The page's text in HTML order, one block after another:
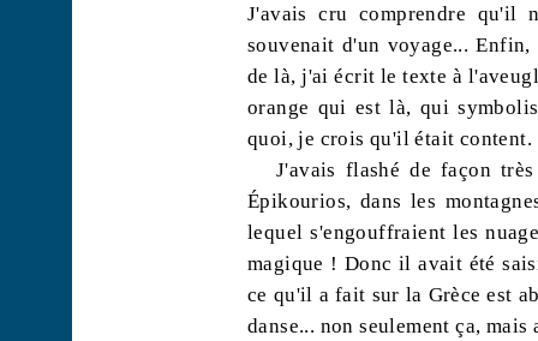
J'avais cru comprendre
souvenait d'un voyage...
de là, j'ai écrit le texte à
orange qui est là, qui
quoi, je crois qu'il était content.
J'avais flashé de façon
Épikourios, dans les
lequel s'engouffraient les
magique ! Donc il avait été
ce qu'il a fait sur la Grèce est
danse... non seulement ça,